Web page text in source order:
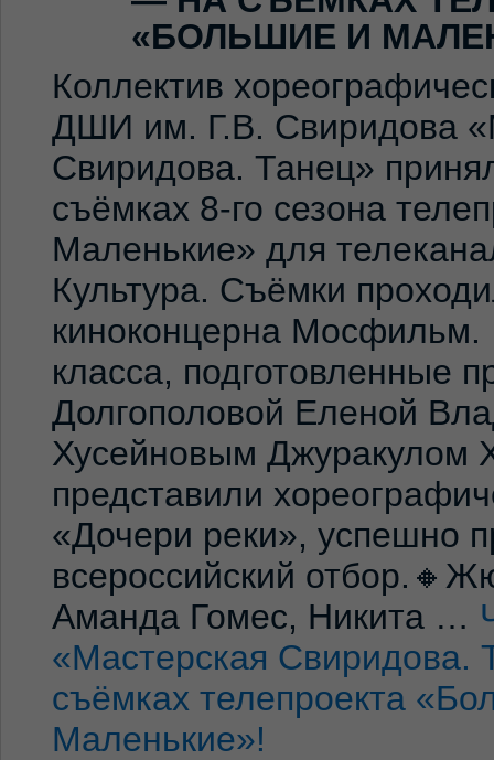
«БОЛЬШИЕ И
Коллектив
ДШИ им. Г.В. Свиридова
Свиридова. Танец»
съёмках 8-го сезона
Маленькие» для
Культура. Съёмки
киноконцерна Мосфильм.
класса, подготовленные
Долгополовой Еленой
Хусейновым Джуракулом
представили
«Дочери реки», успешно
всероссийский
Аманда Гомес, Никита …
«Мастерская Свиридова.
съёмках телепроекта
Маленькие»!